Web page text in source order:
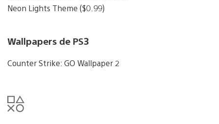
Neon Lights Theme ($0.99)
Wallpapers de PS3
Counter Strike: GO Wallpaper 2